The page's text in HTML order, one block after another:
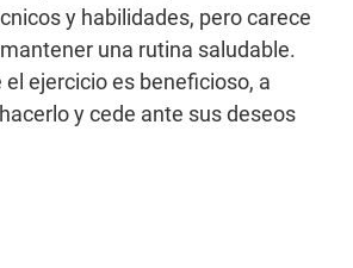
y habilidades, pero carece
una rutina saludable.
ejercicio es beneficioso, a
y cede ante sus deseos